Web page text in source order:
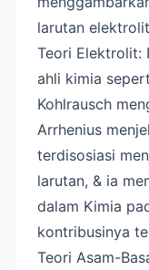
larutan
Teori Elektrolit:
ahli kimia
Kohlrausch
Arrhenius
terdisosiasi
larutan, & ia
dalam Kimia
kontribusinya
Teori Asam-